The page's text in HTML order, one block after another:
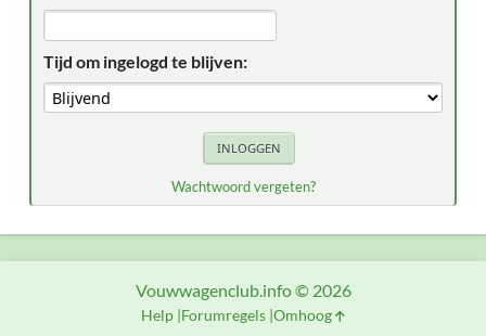
Tijd om ingelogd te blijven:
Wachtwoord vergeten?
Vouwwagenclub.info © 2026
Help Forumregels Omhoog